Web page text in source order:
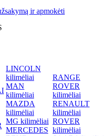
ir apmokėti
LINCOLN
kilimėliai
MAN
kilimėliai
MAZDA
kilimėliai
MG kilimėliai
MERCEDES
RANGE
ROVER
kilimėliai
RENAULT
kilimėliai
ROVER
kilimėliai